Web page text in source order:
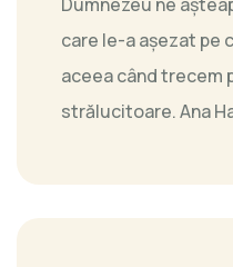
care le-a aşezat pe
aceea când trecem
strălucitoare.Ana